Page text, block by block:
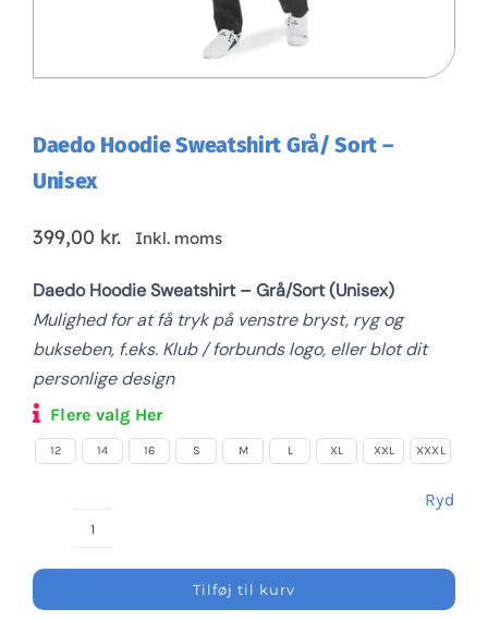
Kontakt Invictus Fightwear
Login Klubaftale
Daedo Hoodie Sweatshirt Grå/ Sort –
Unisex
399,00 kr. Inkl. moms
Daedo Hoodie Sweatshirt – Grå/Sort (Unisex)
Mulighed for at få tryk på venstre bryst, ryg og
bukseben, f.eks. Klub / forbunds logo, eller blot dit
personlige design
Flere valg Her
12 14 16 S M L XL XXL XXXL
Ryd
Hoodie
Sweatshirt
Tilføj til kurv